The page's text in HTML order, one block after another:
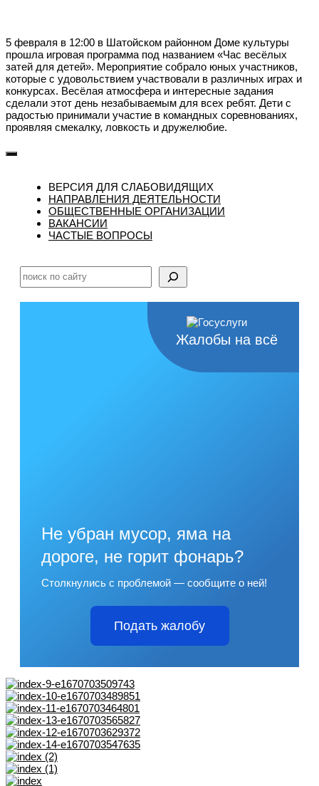
5 февраля в 12:00 в Шатойском районном Доме культуры
прошла игровая программа под названием «Час весёлых
затей для детей». Мероприятие собрало юных участников,
которые с удовольствием участвовали в различных играх и
конкурсах. Весёлая атмосфера и интересные задания
сделали этот день незабываемым для всех ребят. Дети с
радостью принимали участие в командных соревнованиях,
проявляя смекалку, ловкость и дружелюбие.
ВЕРСИЯ ДЛЯ СЛАБОВИДЯЩИХ
НАПРАВЛЕНИЯ ДЕЯТЕЛЬНОСТИ
ОБЩЕСТВЕННЫЕ ОРГАНИЗАЦИИ
ВАКАНСИИ
ЧАСТЫЕ ВОПРОСЫ
Жалобы на всё
Не убран мусор, яма на
дороге, не горит фонарь?
Столкнулись с проблемой — сообщите о ней!
Подать жалобу